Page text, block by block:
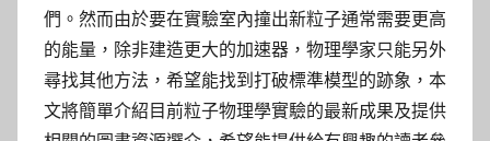
們。然而由於要在實驗室內撞出新粒子通常需要更高
的能量，除非建造更大的加速器，物理學家只能另外
尋找其他方法，希望能找到打破標準模型的跡象，本
文將簡單介紹目前粒子物理學實驗的最新成果及提供